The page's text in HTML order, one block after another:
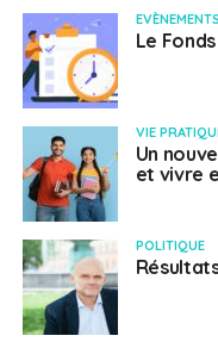
Le
VIE
Un
et vivre
POLITIQUE